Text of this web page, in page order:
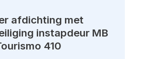
afdichting met
instapdeur MB
410